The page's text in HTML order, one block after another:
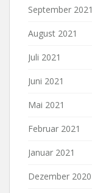
September 2021
August 2021
Juli 2021
Juni 2021
Mai 2021
Februar 2021
Januar 2021
Dezember 2020